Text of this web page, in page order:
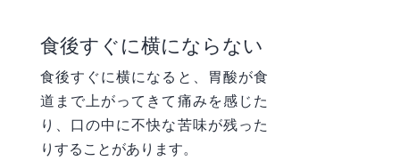
食後すぐに横にならない
食後すぐに横になると、胃酸が食
道まで上がってきて痛みを感じた
り、口の中に不快な苦味が残った
りすることがあります。